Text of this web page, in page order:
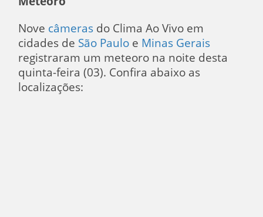
Nove câmeras do Clima Ao Vivo em
cidades de São Paulo e Minas Gerais
registraram um meteoro na noite desta
quinta-feira (03). Confira abaixo as
localizações: